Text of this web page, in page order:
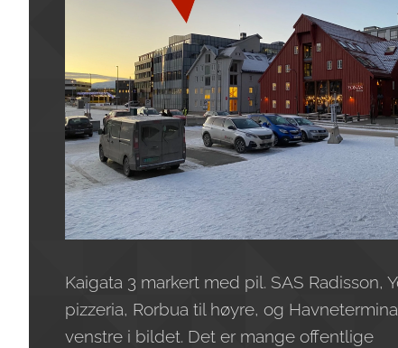
Kaigata 3 markert med pil. SAS Radisson,
pizzeria, Rorbua til høyre, og
venstre i bildet. Det er mange offentlige